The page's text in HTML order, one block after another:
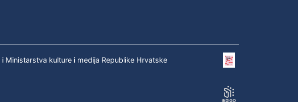
Ministarstva kulture i medija Republike Hrvatske